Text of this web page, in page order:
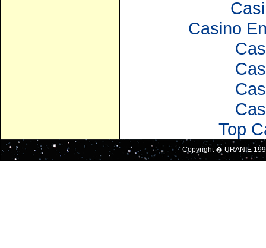
Casino
Top
Copyright � URANIE